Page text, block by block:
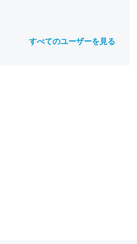
すべてのユーザーを見る